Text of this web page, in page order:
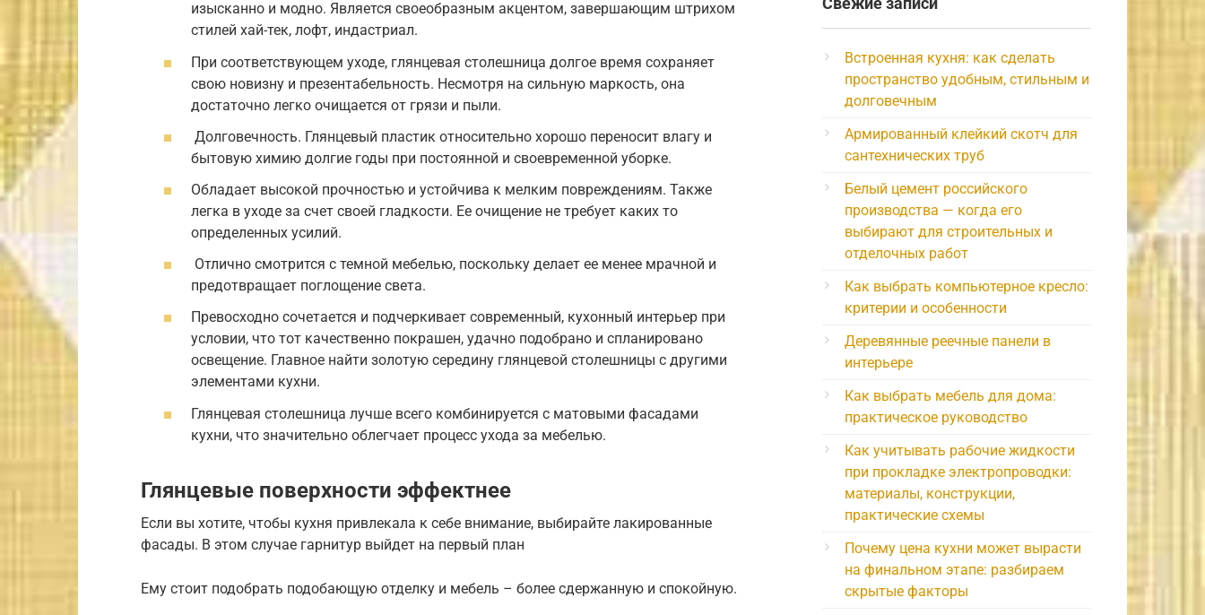
изысканно и модно. Является своеобразным акцентом, завершающим штрихом
стилей хай-тек, лофт, индастриал.
При соответствующем уходе, глянцевая столешница долгое время сохраняет
свою новизну и презентабельность. Несмотря на сильную маркость, она
достаточно легко очищается от грязи и пыли.
Долговечность. Глянцевый пластик относительно хорошо переносит влагу и
бытовую химию долгие годы при постоянной и своевременной уборке.
Обладает высокой прочностью и устойчива к мелким повреждениям. Также
легка в уходе за счет своей гладкости. Ее очищение не требует каких то
определенных усилий.
Отлично смотрится с темной мебелью, поскольку делает ее менее мрачной и
предотвращает поглощение света.
Превосходно сочетается и подчеркивает современный, кухонный интерьер при
условии, что тот качественно покрашен, удачно подобрано и спланировано
освещение. Главное найти золотую середину глянцевой столешницы с другими
элементами кухни.
Глянцевая столешница лучше всего комбинируется с матовыми фасадами
кухни, что значительно облегчает процесс ухода за мебелью.
Глянцевые поверхности эффектнее
Если вы хотите, чтобы кухня привлекала к себе внимание, выбирайте лакированные
фасады. В этом случае гарнитур выйдет на первый план
Ему стоит подобрать подобающую отделку и мебель – более сдержанную и спокойную.
Свежие записи
Встроенная кухня: как сделать
пространство удобным, стильным и
долговечным
Армированный клейкий скотч для
сантехнических труб
Белый цемент российского
производства — когда его
выбирают для строительных и
отделочных работ
Как выбрать компьютерное кресло:
критерии и особенности
Деревянные реечные панели в
интерьере
Как выбрать мебель для дома:
практическое руководство
Как учитывать рабочие жидкости
при прокладке электропроводки:
материалы, конструкции,
практические схемы
Почему цена кухни может вырасти
на финальном этапе: разбираем
скрытые факторы